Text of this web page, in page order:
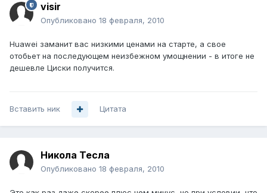
visir
Опубликовано 18 февраля, 2010
Huawei заманит вас низкими ценами на старте, а свое
отобьет на последующем неизбежном умощнении - в итоге не
дешевле Циски получится.
Вставить ник Цитата
Никола Тесла
Опубликовано 18 февраля, 2010